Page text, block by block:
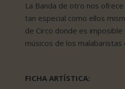
La Banda de otro nos
tan especial como ellos
de Circo donde es
músicos de los malabaristas
FICHA ARTÍSTICA: